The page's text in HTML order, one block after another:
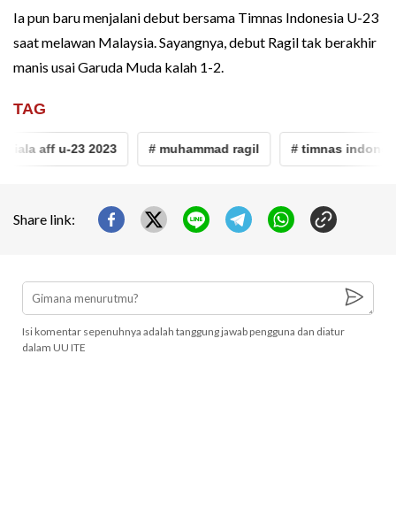
Ia pun baru menjalani debut bersama Timnas Indonesia U-23
saat melawan Malaysia. Sayangnya, debut Ragil tak berakhir
manis usai Garuda Muda kalah 1-2.
TAG
aff u-23 2023 # muhammad ragil # timnas
Share link:
Isi komentar sepenuhnya adalah tanggung jawab pengguna dan diatur
dalam UU ITE